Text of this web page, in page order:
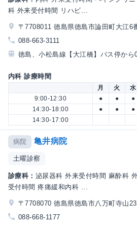
科 外来受付時間 リハビ...
〒7708011 徳島県徳島市論田町大江6
088-663-3111
徳島、小松島線【大江橋】バス停から
内科 診療時間
月 火 水
9:00-12:30
● ● ●
14:30-18:00
● ● ●
14:30-17:00
病院 亀井病院
土曜診察
診療科： 泌尿器科 外来受付時間 麻酔科
受付時間 疼痛緩和内科 ...
〒7708070 徳島県徳島市八万町寺山
088-668-1177